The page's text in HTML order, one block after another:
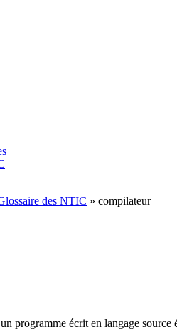
des NTIC » compilateur
programme écrit en langage